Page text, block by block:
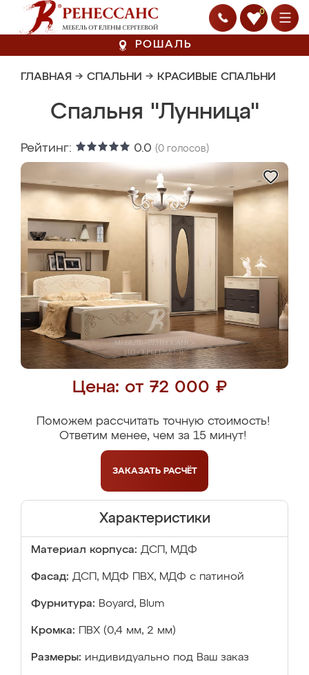
0
РОШАЛЬ
ГЛАВНАЯ → СПАЛЬНИ → КРАСИВЫЕ СПАЛЬНИ
Спальня "Лунница"
Рейтинг: 0.0 (0 голосов)
Цена: от 72 000 ₽
Поможем рассчитать точную стоимость!
Ответим менее, чем за 15 минут!
ЗАКАЗАТЬ РАСЧЁТ
Характеристики
Материал корпуса: ДСП, МДФ
Фасад: ДСП, МДФ ПВХ, МДФ с патиной
Фурнитура: Boyard, Blum
Кромка: ПВХ (0,4 мм, 2 мм)
Размеры: индивидуально под Ваш заказ